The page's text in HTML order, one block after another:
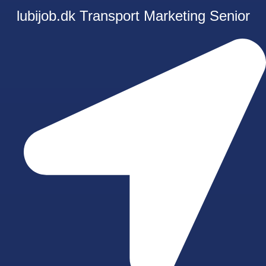
lubijob.dk Transport Marketing Senior